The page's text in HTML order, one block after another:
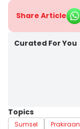
Share Article
Curated For You
Topics
Sumsel